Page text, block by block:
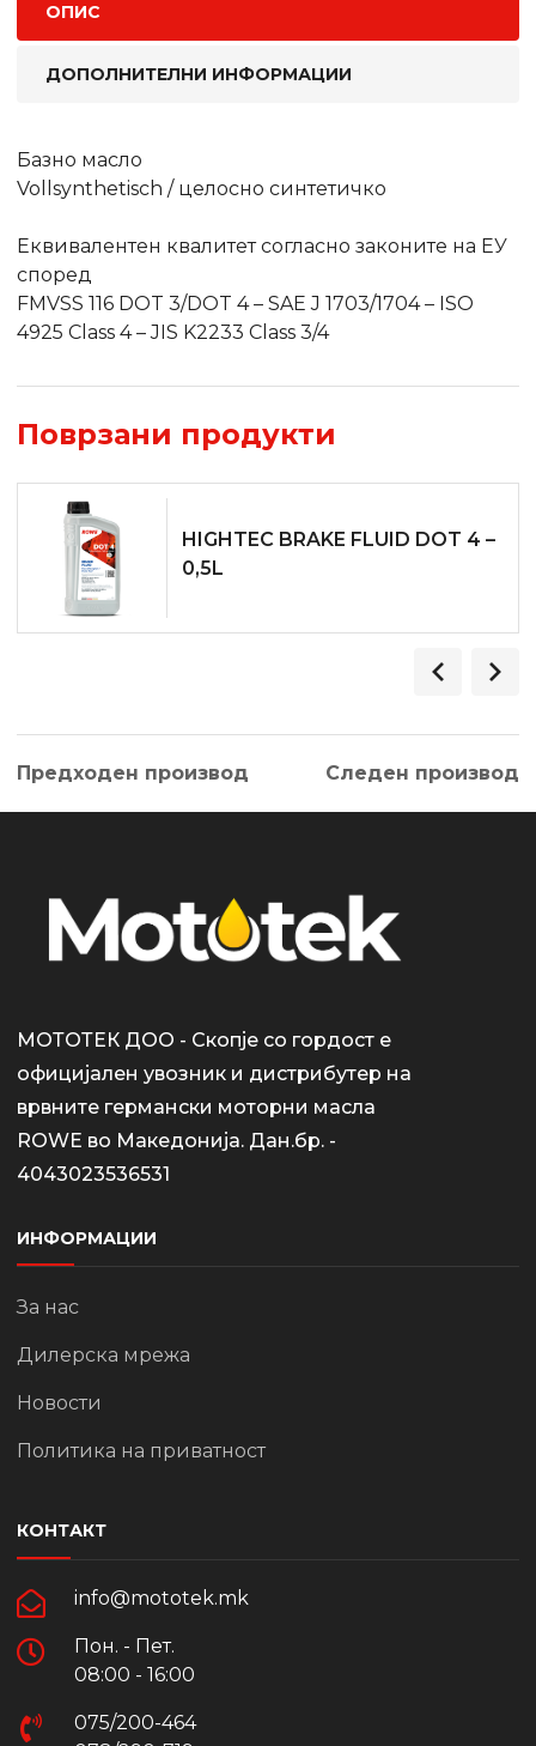
ОПИС
ДОПОЛНИТЕЛНИ ИНФОРМАЦИИ
Базно масло
Vollsynthetisch / целосно синтетичко
Еквивалентен квалитет согласно законите на ЕУ
според
FMVSS 116 DOT 3/DOT 4 – SAE J 1703/1704 – ISO
4925 Class 4 – JIS K2233 Class 3/4
Поврзани продукти
HIGHTEC BRAKE FLUID DOT 4 –
0,5L
Предходен производ Следен производ
МОТОТЕК ДОО - Скопје со гордост е
официјален увозник и дистрибутер на
врвните германски моторни масла
ROWE во Македонија. Дан.бр. -
4043023536531
ИНФОРМАЦИИ
За нас
Дилерска мрежа
Новости
Политика на приватност
КОНТАКТ
info@mototek.mk
Пон. - Пет.
08:00 - 16:00
075/200-464